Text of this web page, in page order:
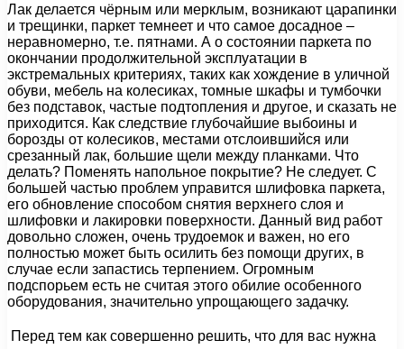
Лак делается чёрным или мерклым, возникают царапинки
и трещинки, паркет темнеет и что самое досадное –
неравномерно, т.е. пятнами. А о состоянии паркета по
окончании продолжительной эксплуатации в
экстремальных критериях, таких как хождение в уличной
обуви, мебель на колесиках, томные шкафы и тумбочки
без подставок, частые подтопления и другое, и сказать не
приходится. Как следствие глубочайшие выбоины и
борозды от колесиков, местами отслоившийся или
срезанный лак, большие щели между планками. Что
делать? Поменять напольное покрытие? Не следует. С
большей частью проблем управится шлифовка паркета,
его обновление способом снятия верхнего слоя и
шлифовки и лакировки поверхности. Данный вид работ
довольно сложен, очень трудоемок и важен, но его
полностью может быть осилить без помощи других, в
случае если запастись терпением. Огромным
подспорьем есть не считая этого обилие особенного
оборудования, значительно упрощающего задачку.
Перед тем как совершенно решить, что для вас нужна